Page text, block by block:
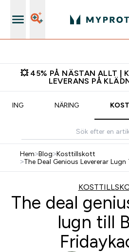
💥 45% PÅ NÄSTAN ALLT |
LEVERANS PÅ
NÄRING
Hem>Blog>Kosttillskott
>The Deal Genious Levererar
The deal
lugn till